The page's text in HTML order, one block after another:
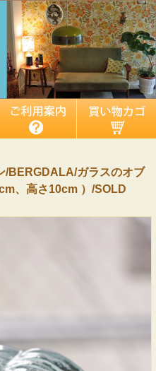
/BERGDALA/ガラスのオブ
、高さ10cm ）/SOLD